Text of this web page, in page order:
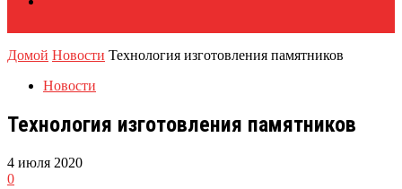
Домой Новости Технология изготовления памятников
Новости
Технология изготовления памятников
4 июля 2020
0